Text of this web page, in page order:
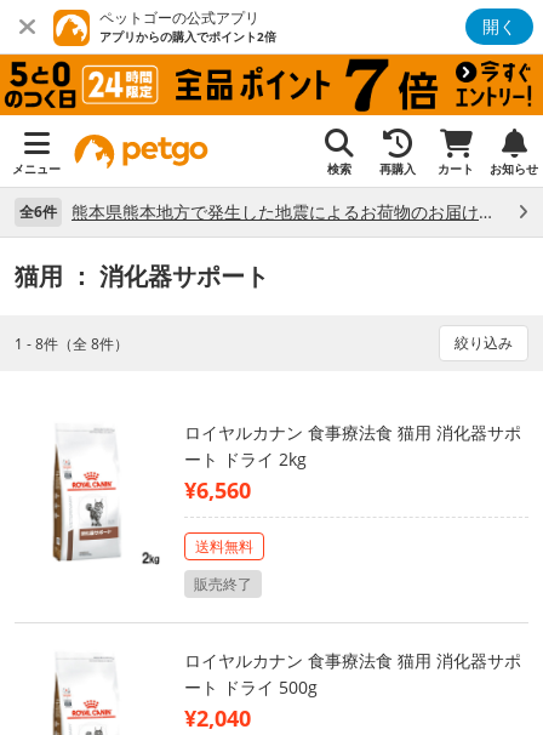
ペットゴーの公式アプリ
アプリからの購入でポイント2倍 開く
メニュー 検索 再購入 カート お知らせ
全6件 熊本県熊本地方で発生した地震によるお荷物のお届け状況について （7/28）
猫用 ： 消化器サポート
1 - 8件（全 8件） 絞り込み
ロイヤルカナン 食事療法食 猫用 消化器サポ
ート ドライ 2kg
¥6,560
送料無料
販売終了
ロイヤルカナン 食事療法食 猫用 消化器サポ
ート ドライ 500g
¥2,040